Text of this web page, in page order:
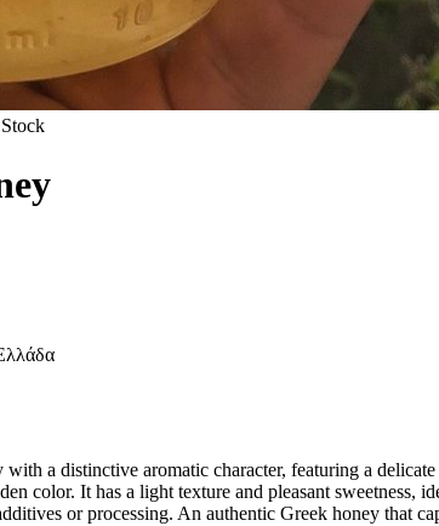
a distinctive aromatic character, featuring a
color. It has a light texture and pleasant
or processing. An authentic Greek honey that